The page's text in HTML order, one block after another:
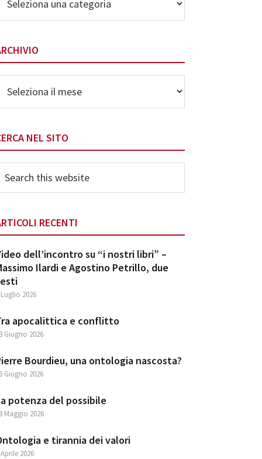
delle
NEL SITO
this
RECENTI
dell’incontro su “i nostri libri” –
Ilardi e Agostino Petrillo, due
2026
apocalittica e conflitto
Giugno 2026
Bourdieu, una ontologia nascosta?
Giugno 2026
potenza del possibile
Maggio 2026
e tirannia dei valori
2026